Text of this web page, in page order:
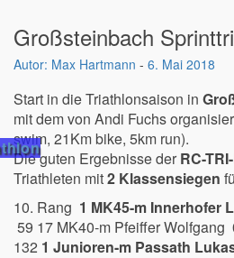
Großsteinbach
Max Hartmann - 6. Mai 2018
Start in die Triathlonsaison in
mit dem von Andi Fuchs
swim, 21Km bike, 5km run).
Die guten Ergebnisse der RC-
Triathleten mit2 Klassensiegen
10. Rang 1 MK45-m Innerhofer
59 17 MK40-m Pfeiffer Wolfgang
132 1 Junioren-m Passath